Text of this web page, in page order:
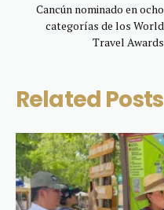
Cancún nominado en ocho
categorías de los World
Travel Awards
Related Posts